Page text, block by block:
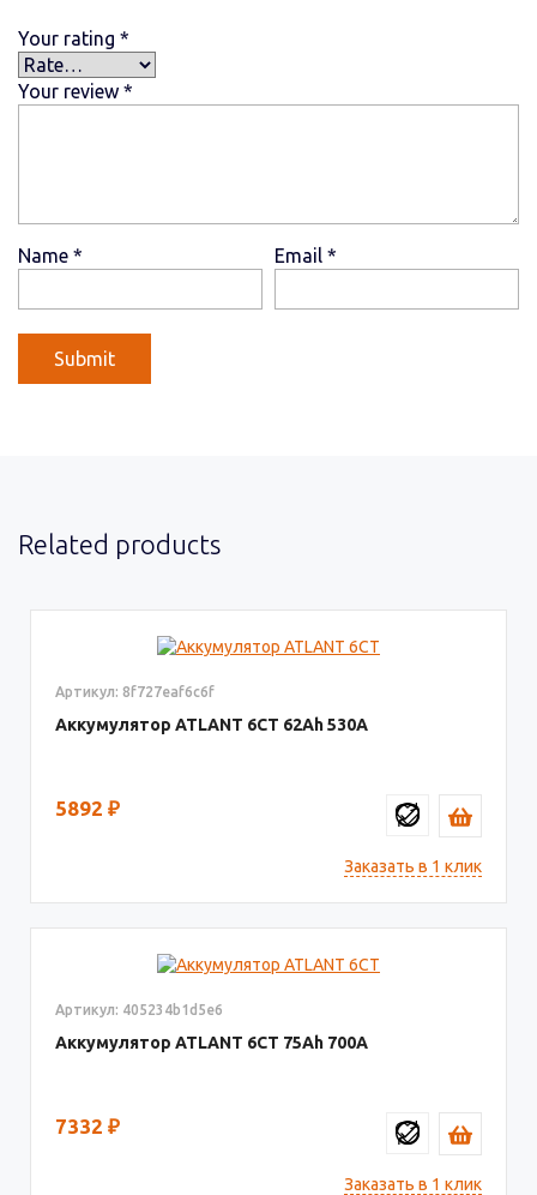
Your rating *
Your review *
Name * Email *
Related products
Артикул: 8f727eaf6c6f
Аккумулятор ATLANT 6СТ 62 530
5892 ₽
Заказать в 1 клик
Артикул: 405234b1d5e6
Аккумулятор ATLANT 6СТ 75 700
7332 ₽
Заказать в 1 клик